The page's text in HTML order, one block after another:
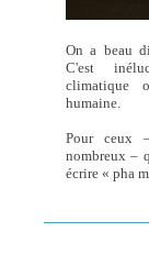
On a beau
C'est
climatique
humaine.
Pour ceux
nombreux –
écrire « pha